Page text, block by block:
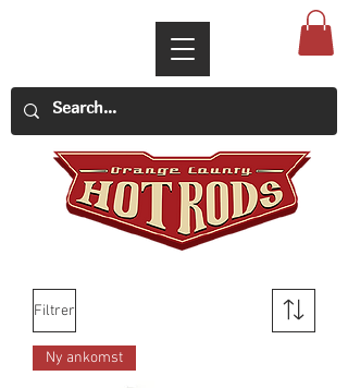
Filtrer
Ny ankomst